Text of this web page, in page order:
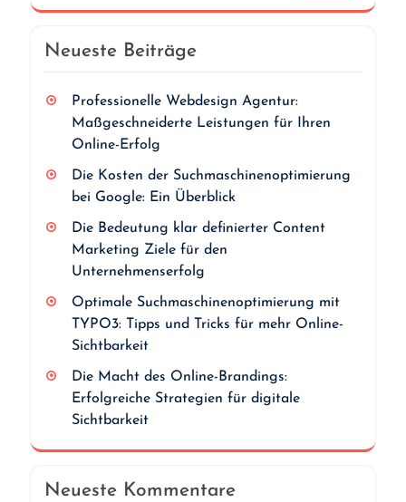
Neueste Beiträge
Professionelle Webdesign Agentur:
Maßgeschneiderte Leistungen für Ihren
Online-Erfolg
Die Kosten der Suchmaschinenoptimierung
bei Google: Ein Überblick
Die Bedeutung klar definierter Content
Marketing Ziele für den
Unternehmenserfolg
Optimale Suchmaschinenoptimierung mit
TYPO3: Tipps und Tricks für mehr Online-
Sichtbarkeit
Die Macht des Online-Brandings:
Erfolgreiche Strategien für digitale
Sichtbarkeit
Neueste Kommentare